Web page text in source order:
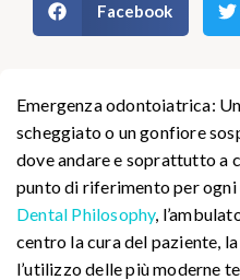
Facebook
Emergenza odontoiatrica:
scheggiato o un gonfiore
dove andare e soprattutto a
punto di riferimento per
Dental Philosophy,
centro la cura del paziente,
l’utilizzo delle più moderne